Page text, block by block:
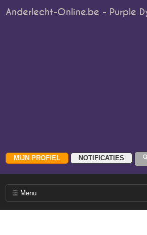
Anderlecht-Online.be - Purple